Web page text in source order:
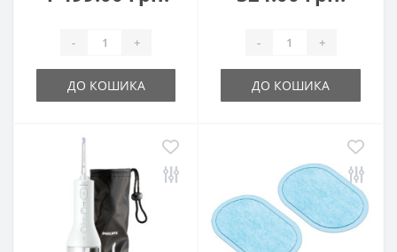
- +
ДО КОШИКА
- +
ДО КОШИКА